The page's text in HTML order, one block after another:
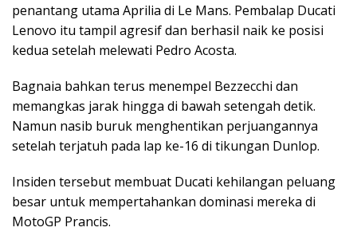
penantang utama Aprilia di Le Mans. Pembalap Ducati
Lenovo itu tampil agresif dan berhasil naik ke posisi
kedua setelah melewati Pedro Acosta.
Bagnaia bahkan terus menempel Bezzecchi dan
memangkas jarak hingga di bawah setengah detik.
Namun nasib buruk menghentikan perjuangannya
setelah terjatuh pada lap ke-16 di tikungan Dunlop.
Insiden tersebut membuat Ducati kehilangan peluang
besar untuk mempertahankan dominasi mereka di
MotoGP Prancis.